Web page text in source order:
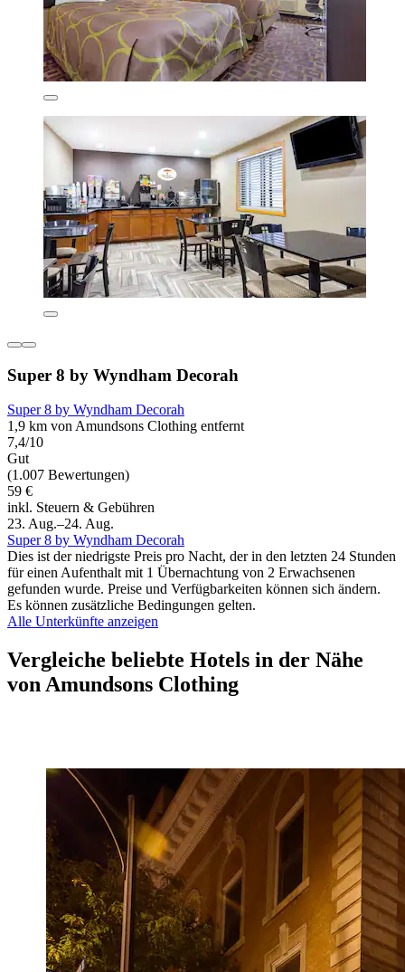
Super 8 by Wyndham Decorah
Super 8 by Wyndham Decorah
1,9 km von Amundsons Clothing entfernt
7,4/10
Gut
(1.007 Bewertungen)
59 €
inkl. Steuern & Gebühren
23. Aug.–24. Aug.
Super 8 by Wyndham Decorah
Dies ist der niedrigste Preis pro Nacht, der in den letzten 24 Stunden
für einen Aufenthalt mit 1 Übernachtung von 2 Erwachsenen
gefunden wurde. Preise und Verfügbarkeiten können sich ändern.
Es können zusätzliche Bedingungen gelten.
Alle Unterkünfte anzeigen
Vergleiche beliebte Hotels in der Nähe
von Amundsons Clothing